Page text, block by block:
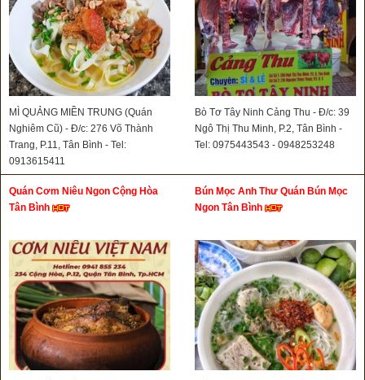
MÌ QUẢNG MIỀN TRUNG (Quán
Nghiêm Cũ) - Đ/c: 276 Võ Thành
Trang, P.11, Tân Bình - Tel:
0913615411
Bò Tơ Tây Ninh Cảng Thu - Đ/c: 39
Ngô Thị Thu Minh, P.2, Tân Bình -
Tel: 0975443543 - 0948253248
Quán Cơm Niêu Ngon Cộng Hòa
Tân Bình
Bún Mọc Anh Thư Quán Bún Mọc
Ngon Tân Bình